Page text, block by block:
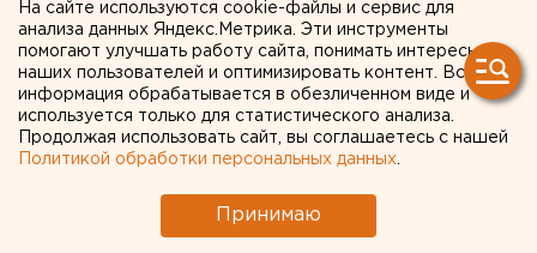
ЧИТАЙТЕ ТАКЖЕ:
На сайте используются cookie-файлы и сервис для
анализа данных Яндекс.Метрика. Эти инструменты
помогают улучшать работу сайта, понимать интересы
наших пользователей и оптимизировать контент. Вся
информация обрабатывается в обезличенном виде и
используется только для статистического анализа.
Продолжая использовать сайт, вы соглашаетесь с нашей
Политикой обработки персональных данных
Принимаю